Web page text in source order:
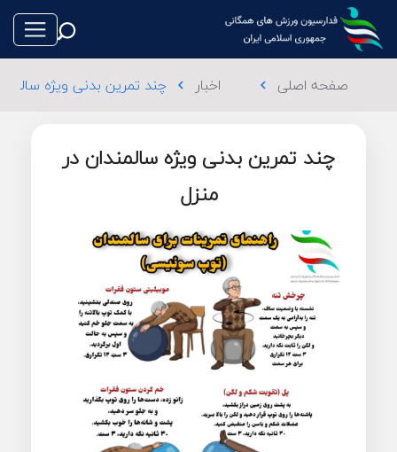
صفحه اصلی chevron_left اخبار chevron_left چند تمرین بدنی ویژه
چند تمرین بدنی ویژه سالمندان در
منزل
فوتبال
والیبال
تکواندو